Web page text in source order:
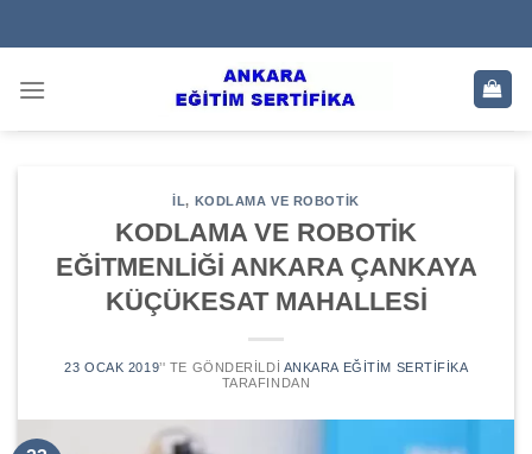
to
IL, KODLAMA VE ROBOTIK
KODLAMA VE ROBOTİK
EĞİTMENLİĞİ ANKARA ÇANKAYA
KÜÇÜKESAT MAHALLESİ
23 OCAK 2019’' TE GÖNDERILDI ANKARA EĞITIM SERTIFIKA
TARAFINDAN